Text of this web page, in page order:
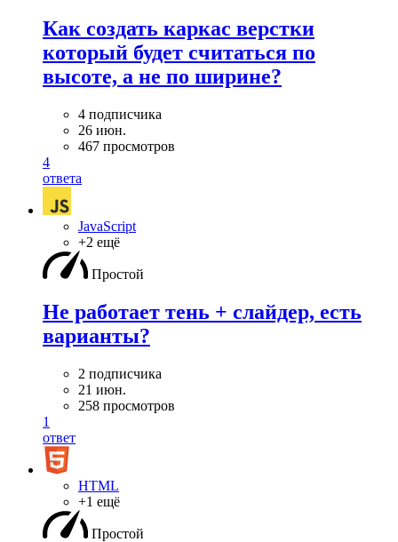
Как создать каркас верстки
который будет считаться по
высоте, а не по ширине?
4 подписчика
26 июн.
467 просмотров
4
ответа
JavaScript
+2 ещё
Простой
Не работает тень + слайдер, есть
варианты?
2 подписчика
21 июн.
258 просмотров
1
ответ
HTML
+1 ещё
Простой